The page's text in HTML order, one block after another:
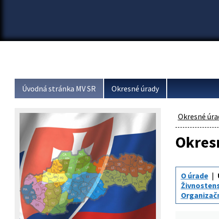
Úvodná stránka MV SR Okresné úrady
Okresné
O úrade